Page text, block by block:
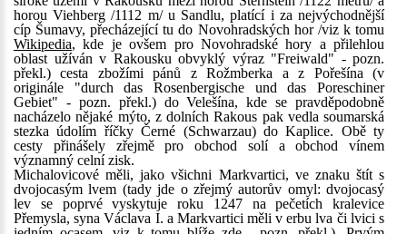
horou Viehberg /1112 m/ u Sandlu, platící i za nejvýchodnější
cíp Šumavy, přecházející tu do Novohradských hor /viz k tomu
Wikipedia, kde je ovšem pro Novohradské hory a přilehlou
oblast užíván v Rakousku obvyklý výraz "Freiwald" - pozn.
překl.) cesta zbožími pánů z Rožmberka a z Pořešína (v
originále "durch das Rosenbergische und das Poreschiner
Gebiet" - pozn. překl.) do Velešína, kde se pravděpodobně
nacházelo nějaké mýto, z dolních Rakous pak vedla soumarská
stezka údolím říčky Černé (Schwarzau) do Kaplice. Obě ty
cesty přinášely zřejmě pro obchod solí a obchod vínem
významný celní zisk.
Michalovicové měli, jako všichni Markvartici, ve znaku štít s
dvojocasým lvem (tady jde o zřejmý autorův omyl: dvojocasý
lev se poprvé vyskytuje roku 1247 na pečetích kralevice
Přemysla, syna Václava I. a Markvartici měli v erbu lva či lvici s